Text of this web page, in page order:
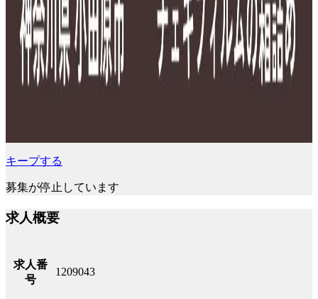
キープする
募集が停止しています
求人概要
求人番
号
1209043